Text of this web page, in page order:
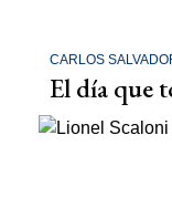
CARLOS
El día que